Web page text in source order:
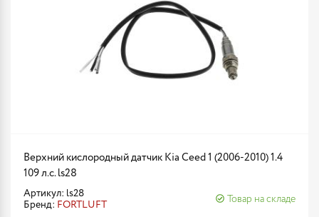
Верхний кислородный датчик Kia Ceed 1 (2006-2010) 1.4
109 л.с. ls28
Артикул: ls28
Бренд: FORTLUFT
Товар на складе